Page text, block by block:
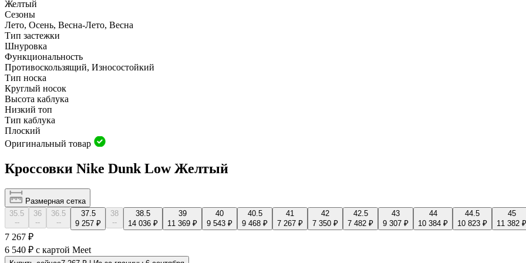
Желтый
Сезоны
Лето, Осень, Весна-Лето, Весна
Тип застежки
Шнуровка
Функциональность
Противоскользящий, Износостойкий
Тип носка
Круглый носок
Высота каблука
Низкий топ
Тип каблука
Плоский
Оригинальный товар
Кроссовки Nike Dunk Low Желтый
Размерная сетка
35.5
--
36
--
36.5
--
37.5
9 257 ₽
38
--
38.5
14 036 ₽
39
11 369 ₽
40
9 543 ₽
40.5
9 468 ₽
41
7 267 ₽
42
7 350 ₽
42.5
7 482 ₽
43
9 307 ₽
44
10 384 ₽
44.5
10 823 ₽
45
11 382 ₽
7 267 ₽
6 540 ₽ с картой Meet